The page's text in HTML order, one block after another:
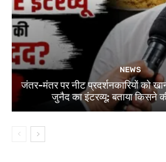
NEWS
जंतर-मंतर पर नीट प्रदर्शनकारियों को
जुनैद का इंटरव्यू: बताया किसने